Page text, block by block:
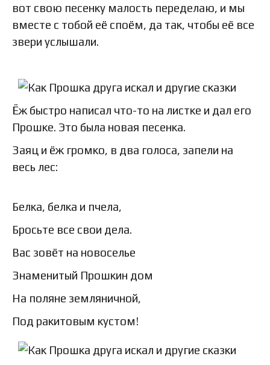
вот свою песенку малость переделаю, и мы
вместе с тобой её споём, да так, чтобы её все
звери услышали.
Ёж быстро написал что-то на листке и дал его
Прошке. Это была новая песенка.
Заяц и ёж громко, в два голоса, запели на
весь лес:
Белка, белка и пчела,
Бросьте все свои дела.
Вас зовёт на новоселье
Знаменитый Прошкин дом
На поляне земляничной,
Под ракитовым кустом!